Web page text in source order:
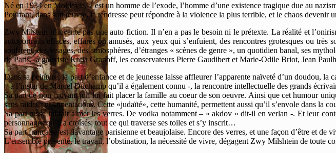
Né en 1934 en Moldavie, il est un homme de l’exode, l’homme d’une existence tragique due au
Pourtant, dans son œuvre, la tendresse peut répondre à la violence la plus terrible, et le chaos devenir
Zwy Milstein n’invente pas une auto fiction. Il n’en a pas le besoin ni le prétexte. La réalité et
autoportraits effacés, effarés ou amusés, aux yeux qui s’enfuient, des rencontres grotesques ou
souffrent, des visages, des atmosphères, d’étranges « scènes de genre », un quotidien banal, ses
de Paris, la galeriste Katia Granoff, les conservateurs Pierre Gaudibert et Marie-Odile Briot, Jean
Dans sa peinture, la part d’enfance et de jeunesse laisse affleurer l’apparente naïveté d’un doudou,
– à l’instar de Marcel Duchamp qu’il a également connu -, la rencontre intellectuelle des grands
Sa part de non croyant juif lui fait placer la famille au coeur de son oeuvre. Ainsi que cet humour
sans raideur ni lamentations. Cette «judaïté», cette humanité, permettent aussi qu’il s’envole dans la
Sa part russe lui fait aimer les verres. De vodka notamment – « akdov » dit-il en verlan -. Et leur
personnages qu’il a croisés; tout ce qui traverse ses toiles et s’y inscrit…
Sa part française est davantage parisienne et beaujolaise. Encore des verres, et une façon d’être et de
L’ensemble présenté, le travail, l’obstination, la nécessité de vivre, dégagent Zwy Milshtein de toute